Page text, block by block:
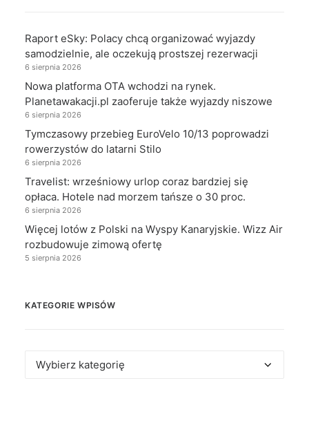
Raport eSky: Polacy chcą organizować wyjazdy
samodzielnie, ale oczekują prostszej rezerwacji
6 sierpnia 2026
Nowa platforma OTA wchodzi na rynek.
Planetawakacji.pl zaoferuje także wyjazdy niszowe
6 sierpnia 2026
Tymczasowy przebieg EuroVelo 10/13 poprowadzi
rowerzystów do latarni Stilo
6 sierpnia 2026
Travelist: wrześniowy urlop coraz bardziej się
opłaca. Hotele nad morzem tańsze o 30 proc.
6 sierpnia 2026
Więcej lotów z Polski na Wyspy Kanaryjskie. Wizz Air
rozbudowuje zimową ofertę
5 sierpnia 2026
KATEGORIE WPISÓW
Kategorie